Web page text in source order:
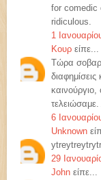
for comedic
ridiculous.
1
Κουρ είπε...
Τώρα
διαφημίσεις
6
Unknown
29
John είπε...